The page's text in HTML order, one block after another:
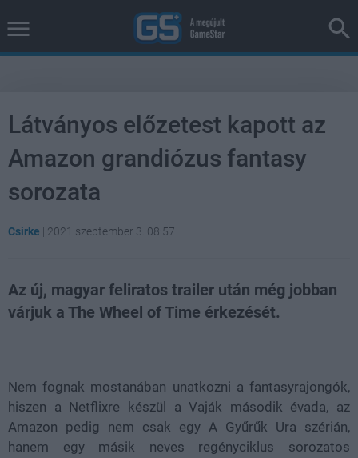
Látványos előzetest kapott az
Amazon grandiózus fantasy
sorozata
Csirke | 2021 szeptember 3. 08:57
Az új, magyar feliratos trailer után még jobban
várjuk a The Wheel of Time érkezését.
Nem fognak mostanában unatkozni a fantasyrajongók,
hiszen a Netflixre készül a Vaják második évada, az
Amazon pedig nem csak egy A Gyűrűk Ura szérián,
hanem egy másik neves regényciklus sorozatos